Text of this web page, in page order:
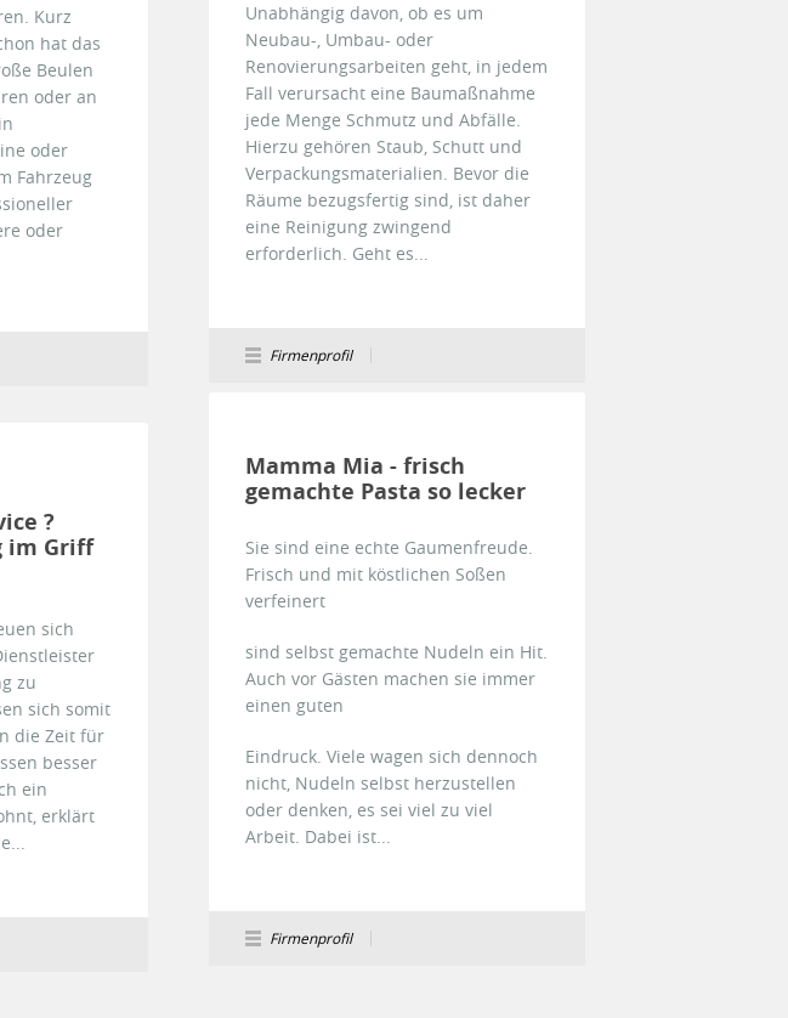
Unabhängig davon, ob es um
Neubau-, Umbau- oder
Renovierungsarbeiten geht, in jedem
Fall verursacht eine Baumaßnahme
jede Menge Schmutz und Abfälle.
Hierzu gehören Staub, Schutt und
Verpackungsmaterialien. Bevor die
Räume bezugsfertig sind, ist daher
eine Reinigung zwingend
erforderlich. Geht es...
Firmenprofil
Kurz
hat das
Beulen
oder an
oder
Fahrzeug
oder
Mamma Mia - frisch
gemachte Pasta so lecker
Sie sind eine echte Gaumenfreude.
Frisch und mit köstlichen Soßen
verfeinert
sind selbst gemachte Nudeln ein Hit.
Auch vor Gästen machen sie immer
einen guten
Eindruck. Viele wagen sich dennoch
nicht, Nudeln selbst herzustellen
oder denken, es sei viel zu viel
Arbeit. Dabei ist...
Firmenprofil
?
im Griff
sich
zu
sich somit
die Zeit für
besser
ein
erklärt